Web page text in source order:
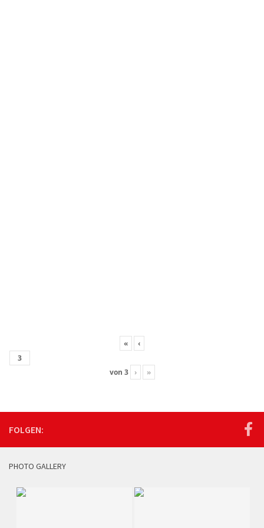
« ‹
von 3 › »
FOLGEN:
PHOTO GALLERY